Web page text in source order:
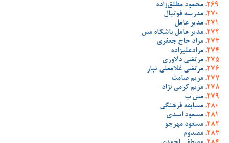
محمود مطلق‌زاده
مدرسه فوتبال
مدیر عامل
مدیر عامل باشگاه مس
مراد حاج جعفری
مرادعلیزاده
مرتضی دلاوری
مرتضی غلامعلی تبار
مریم صامت
مریم کرمی نژاد
مس ب
مسابقه فرهنگی
مسعود اسدی
مسعود مهرجو
مصدوم